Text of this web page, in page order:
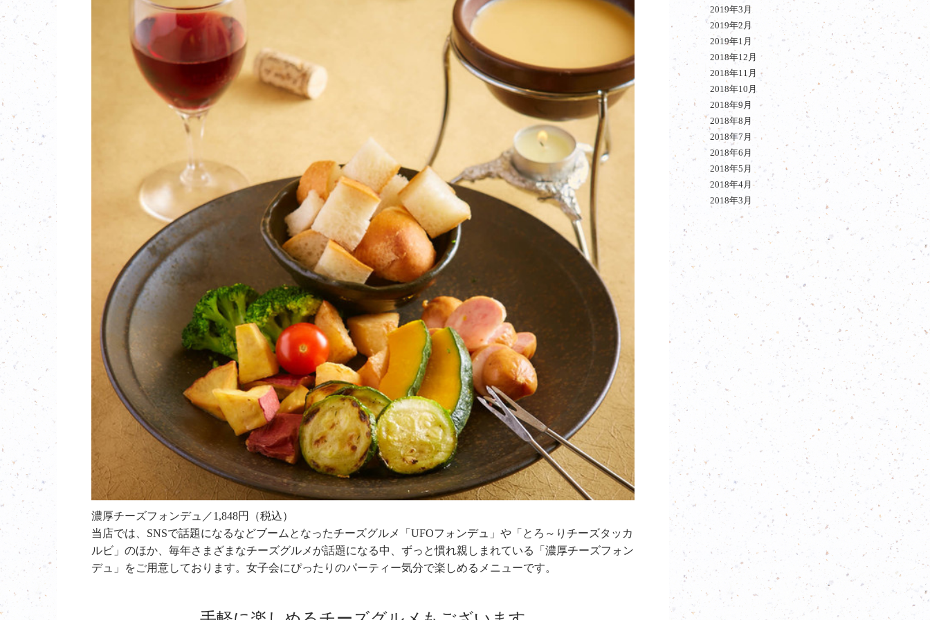
濃厚チーズフォンデュ／1,848円（税込）
当店では、SNSで話題になるなどブームとなったチーズグルメ「UFOフォンデュ」や「とろ～りチーズタッカ
ルビ」のほか、毎年さまざまなチーズグルメが話題になる中、ずっと慣れ親しまれている「濃厚チーズフォン
デュ」をご用意しております。女子会にぴったりのパーティー気分で楽しめるメニューです。
2019年3月
2019年2月
2019年1月
2018年12月
2018年11月
2018年10月
2018年9月
2018年8月
2018年7月
2018年6月
2018年5月
2018年4月
2018年3月